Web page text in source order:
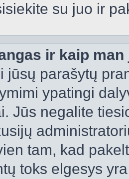
su juo ir
ir kaip
jūsų parašytų
ypatingi
Jūs negalite
tam, kad
toks elgesys